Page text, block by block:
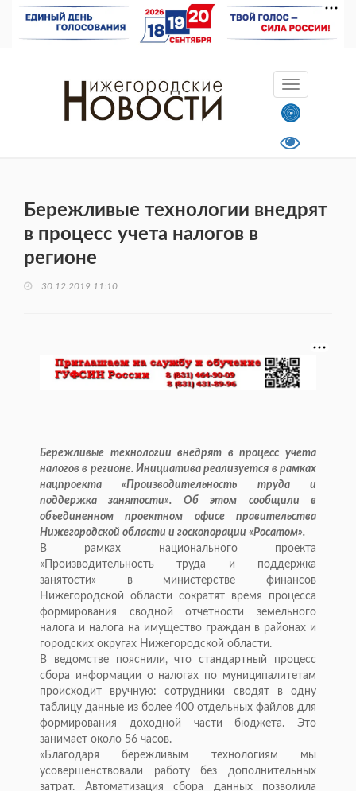
Бережливые технологии внедрят
в процесс учета налогов в
регионе
30.12.2019 11:10
Бережливые технологии внедрят в процесс учета
налогов в регионе. Инициатива реализуется в рамках
нацпроекта «Производительность труда и
поддержка занятости». Об этом сообщили в
объединенном проектном офисе правительства
Нижегородской области и госкопорации «Росатом».
В рамках национального проекта
«Производительность труда и поддержка
занятости» в министерстве финансов
Нижегородской области сократят время процесса
формирования сводной отчетности земельного
налога и налога на имущество граждан в районах и
городских округах Нижегородской области.
В ведомстве пояснили, что стандартный процесс
сбора информации о налогах по муниципалитетам
происходит вручную: сотрудники сводят в одну
таблицу данные из более 400 отдельных файлов для
формирования доходной части бюджета. Это
занимает около 56 часов.
«Благодаря бережливым технологиям мы
усовершенствовали работу без дополнительных
затрат. Автоматизация сбора данных позволила